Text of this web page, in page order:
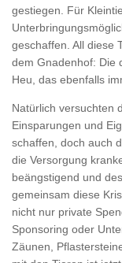
gestiegen. Für
geschaffen. All diese
dem Gnadenhof: Die
Heu, das ebenfalls
Natürlich versuchten
Einsparungen und
schaffen, doch auch
die Versorgung
beängstigend und
gemeinsam diese
nicht nur private
Sponsoring oder
Zäunen,